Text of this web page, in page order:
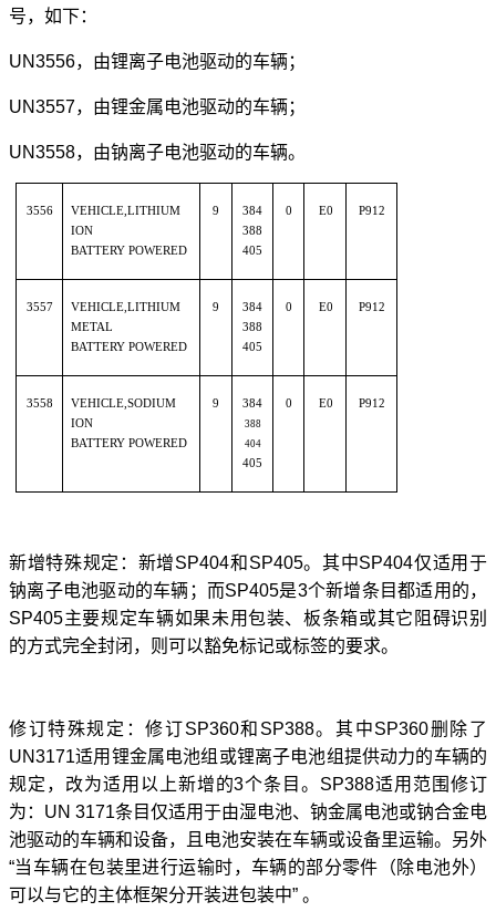
号，如下：
UN3556，由锂离子电池驱动的车辆；
UN3557，由锂金属电池驱动的车辆；
UN3558，由钠离子电池驱动的车辆。
3556
VEHICLE,LITHIUM
ION
BATTERY POWERED
9
384
388
405
0 E0 P912
3557
VEHICLE,LITHIUM
METAL
BATTERY POWERED
9
384
388
405
0 E0 P912
3558
VEHICLE,SODIUM
ION
BATTERY POWERED
9 384
388
404
405
0 E0 P912
新增特殊规定：新增SP404和SP405。其中SP404仅适用于
钠离子电池驱动的车辆；而SP405是3个新增条目都适用的，
SP405主要规定车辆如果未用包装、板条箱或其它阻碍识别
的方式完全封闭，则可以豁免标记或标签的要求。
修订特殊规定：修订SP360和SP388。其中SP360删除了
UN3171适用锂金属电池组或锂离子电池组提供动力的车辆的
规定，改为适用以上新增的3个条目。SP388适用范围修订
为：UN 3171条目仅适用于由湿电池、钠金属电池或钠合金电
池驱动的车辆和设备，且电池安装在车辆或设备里运输。另外
“当车辆在包装里进行运输时，车辆的部分零件（除电池外）
可以与它的主体框架分开装进包装中” 。